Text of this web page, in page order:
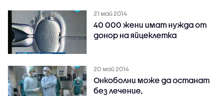
21 май 2014
40 000 жени имат нужда от
донор на яйцеклетка
20 май 2014
Онкоболни може да останат
без лечение,